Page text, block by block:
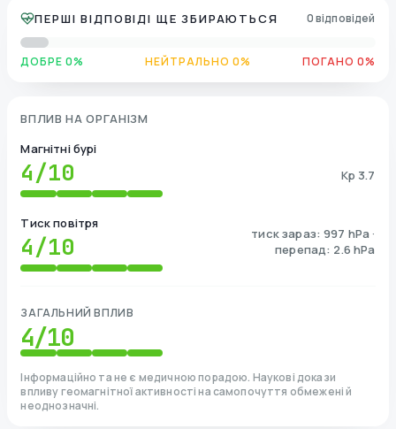
ПЕРШІ ВІДПОВІДІ ЩЕ ЗБИРАЮТЬСЯ 0 відповідей
ДОБРЕ 0% НЕЙТРАЛЬНО 0% ПОГАНО 0%
ВПЛИВ НА ОРГАНІЗМ
Магнітні бурі
4/10 Kp 3.7
Тиск повітря
4/10
тиск зараз: 997 hPa ·
перепад: 2.6 hPa
ЗАГАЛЬНИЙ ВПЛИВ
4/10
Інформаційно та не є медичною порадою. Наукові докази
впливу геомагнітної активності на самопочуття обмежені й
неоднозначні.